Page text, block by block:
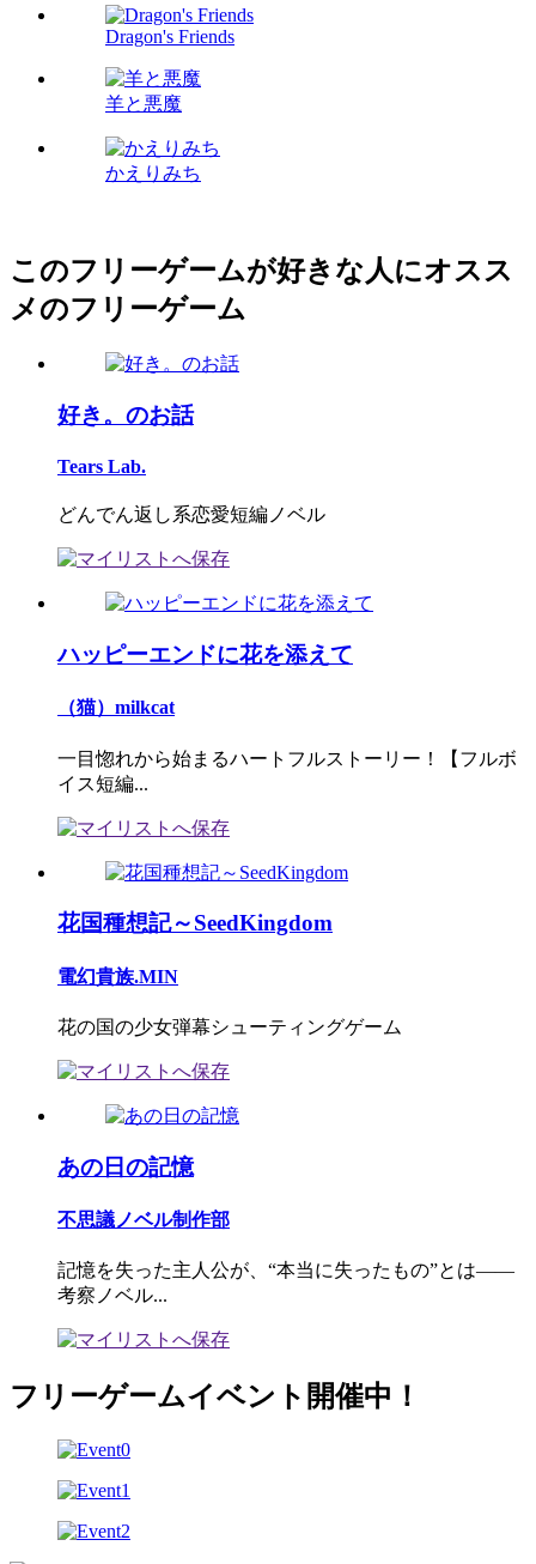
Dragon's Friends
羊と悪魔
かえりみち
このフリーゲームが好きな人にオスス
メのフリーゲーム
好き。のお話
Tears Lab.
どんでん返し系恋愛短編ノベル
ハッピーエンドに花を添えて
（猫）milkcat
一目惚れから始まるハートフルストーリー！【フルボ
イス短編...
花国種想記～SeedKingdom
電幻貴族.MIN
花の国の少女弾幕シューティングゲーム
あの日の記憶
不思議ノベル制作部
記憶を失った主人公が、“本当に失ったもの”とは――
考察ノベル...
フリーゲームイベント開催中！